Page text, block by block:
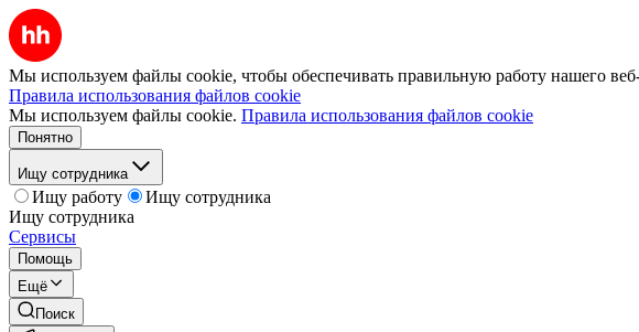
Мы используем файлы cookie, чтобы обеспечивать правильную работу нашего
Правила использования файлов cookie
Мы используем файлы cookie. Правила использования файлов cookie
Понятно
Ищу сотрудника
Ищу работу
Ищу сотрудника
Ищу сотрудника
Сервисы
Помощь
Ещё
Поиск